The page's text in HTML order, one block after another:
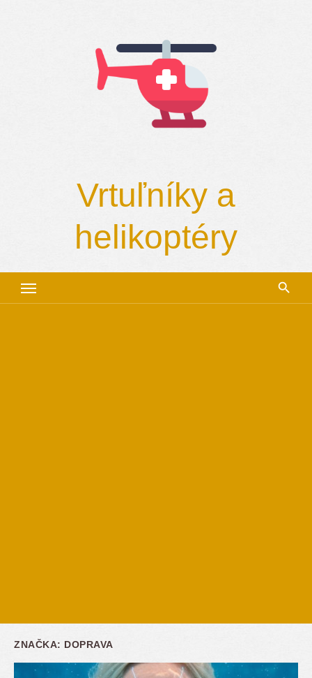
Vrtuľníky a
helikoptéry
ZNAČKA: DOPRAVA